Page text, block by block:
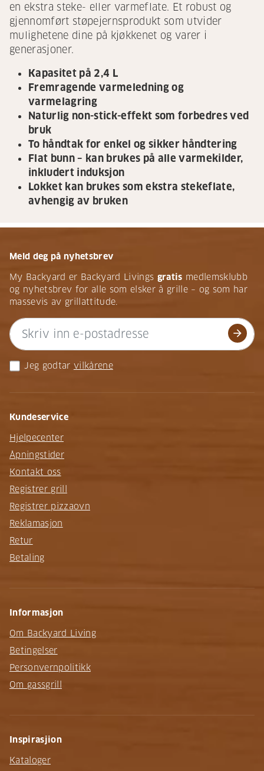
en ekstra steke- eller varmeflate. Et robust og
gjennomført støpejernsprodukt som utvider
mulighetene dine på kjøkkenet og varer i
generasjoner.
Kapasitet på 2,4 L
Fremragende varmeledning og
varmelagring
Naturlig non-stick-effekt som forbedres ved
bruk
To håndtak for enkel og sikker håndtering
Flat bunn – kan brukes på alle varmekilder,
inkludert induksjon
Lokket kan brukes som ekstra stekeflate,
avhengig av bruken
Meld deg på nyhetsbrev
My Backyard er Backyard Livings gratis medlemsklubb
og nyhetsbrev for alle som elsker å grille – og som har
massevis av grillattitude.
arrow_forward
Jeg godtar vilkårene
Kundeservice
Hjelpecenter
Åpningstider
Kontakt oss
Registrer grill
Registrer pizzaovn
Reklamasjon
Retur
Betaling
Informasjon
Om Backyard Living
Betingelser
Personvernpolitikk
Om gassgrill
Inspirasjion
Kataloger